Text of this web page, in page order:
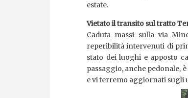
estate.
Vietato il transito sul tratto
Caduta massi sulla via
reperibilità intervenuti di
stato dei luoghi e apposto
passaggio, anche pedonale,
e vi terremo aggiornati sugli